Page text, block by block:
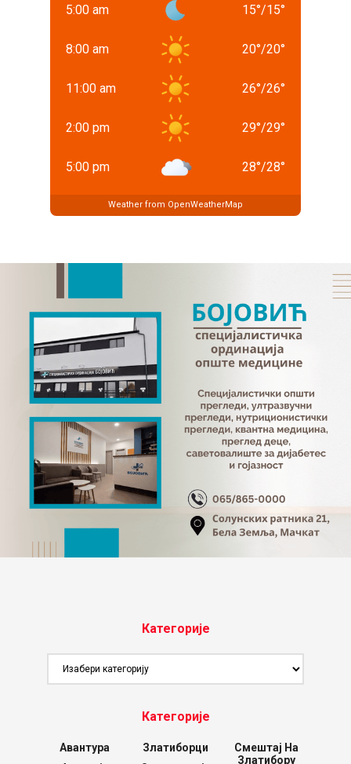
5:00 am 15°/15°
8:00 am 20°/20°
11:00 am 26°/26°
2:00 pm 29°/29°
5:00 pm 28°/28°
Weather from OpenWeatherMap
Категорије
Категорије
Категорије
Авантура
Златиборци
Смештај На
Златибору